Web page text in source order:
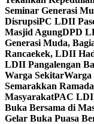
Seminar Generasi
DisrupsiPC LDII
Masjid AgungDPD
Generasi Muda,
Rancaekek, LDII
LDII Pangalengan
Warga Sekitar
Semarakkan
MasyarakatPAC
Buka Bersama di
Gelar Buka Puasa